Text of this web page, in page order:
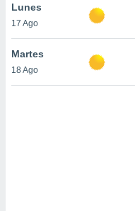
el sitio
ni para
o
Lunes
17 Ago
Martes
18 Ago